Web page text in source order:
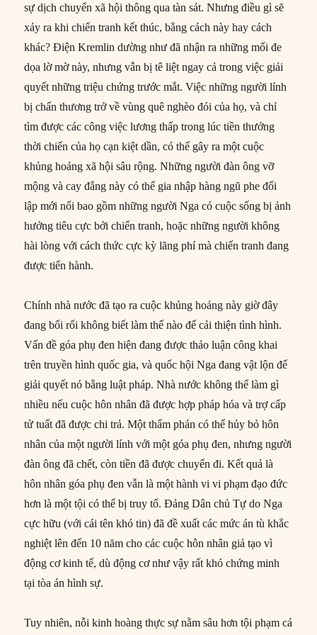
sự dịch chuyển xã hội thông qua tàn sát. Nhưng điều gì sẽ
xảy ra khi chiến tranh kết thúc, bằng cách này hay cách
khác? Điện Kremlin dường như đã nhận ra những mối đe
dọa lờ mờ này, nhưng vẫn bị tê liệt ngay cả trong việc giải
quyết những triệu chứng trước mắt. Việc những người lính
bị chấn thương trở về vùng quê nghèo đói của họ, và chỉ
tìm được các công việc lương thấp trong lúc tiền thưởng
thời chiến của họ cạn kiệt dần, có thể gây ra một cuộc
khủng hoảng xã hội sâu rộng. Những người đàn ông vỡ
mộng và cay đắng này có thể gia nhập hàng ngũ phe đối
lập mới nổi bao gồm những người Nga có cuộc sống bị ảnh
hưởng tiêu cực bởi chiến tranh, hoặc những người không
hài lòng với cách thức cực kỳ lãng phí mà chiến tranh đang
được tiến hành.
Chính nhà nước đã tạo ra cuộc khủng hoảng này giờ đây
đang bối rối không biết làm thế nào để cải thiện tình hình.
Vấn đề góa phụ đen hiện đang được thảo luận công khai
trên truyền hình quốc gia, và quốc hội Nga đang vật lộn để
giải quyết nó bằng luật pháp. Nhà nước không thể làm gì
nhiều nếu cuộc hôn nhân đã được hợp pháp hóa và trợ cấp
tử tuất đã được chi trả. Một thẩm phán có thể hủy bỏ hôn
nhân của một người lính với một góa phụ đen, nhưng người
đàn ông đã chết, còn tiền đã được chuyển đi. Kết quả là
hôn nhân góa phụ đen vẫn là một hành vi vi phạm đạo đức
hơn là một tội có thể bị truy tố. Đảng Dân chủ Tự do Nga
cực hữu (với cái tên khó tin) đã đề xuất các mức án tù khắc
nghiệt lên đến 10 năm cho các cuộc hôn nhân giả tạo vì
động cơ kinh tế, dù động cơ như vậy rất khó chứng minh
tại tòa án hình sự.
Tuy nhiên, nỗi kinh hoàng thực sự nằm sâu hơn tội phạm cá